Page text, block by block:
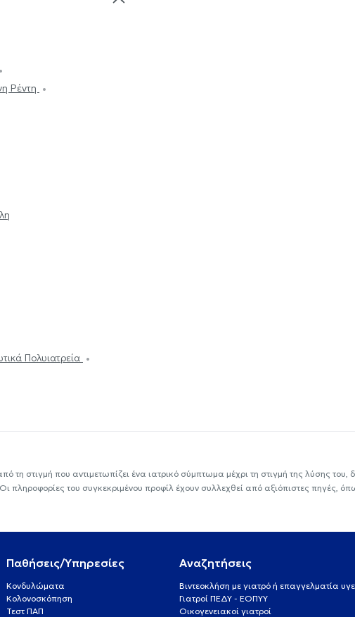
Ρέντη
Πολυιατρεία
στιγμή που αντιμετωπίζει ένα ιατρικό σύμπτωμα μέχρι τη στιγμή της λύσης του,
πληροφορίες του συγκεκριμένου προφίλ έχουν συλλεχθεί από αξιόπιστες πηγές,
Παθήσεις/Υπηρεσίες
Κονδυλώματα
Κολονοσκόπηση
Τεστ ΠΑΠ
Αναζητήσεις
Βιντεοκλήση με γιατρό ή επαγγελματία
Γιατροί ΠΕΔΥ - ΕΟΠΥΥ
Οικογενειακοί γιατροί